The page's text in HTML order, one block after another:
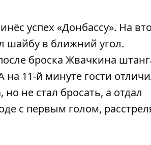
успех «Донбассу». На
шайбу в ближний угол.
броска Жвачкина
11-й минуте гости
не стал бросать, а отдал
с первым голом,